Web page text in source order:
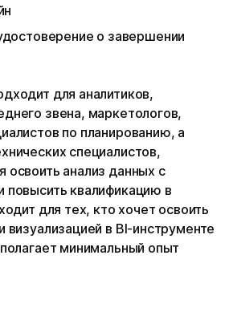
о завершении
для аналитиков,
звена, маркетологов,
по планированию, а
специалистов,
освоить анализ данных с
квалификацию в
для тех, кто хочет освоить
визуализацией в BI-инструменте
минимальный опыт